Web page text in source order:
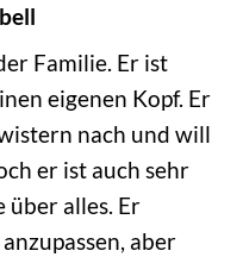
Familie. Er ist
eigenen Kopf. Er
nach und will
er ist auch sehr
über alles. Er
aber